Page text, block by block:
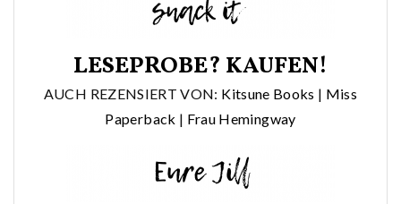
LESEPROBE? KAUFEN!
AUCH REZENSIERT VON: Kitsune Books | Miss
Paperback | Frau Hemingway